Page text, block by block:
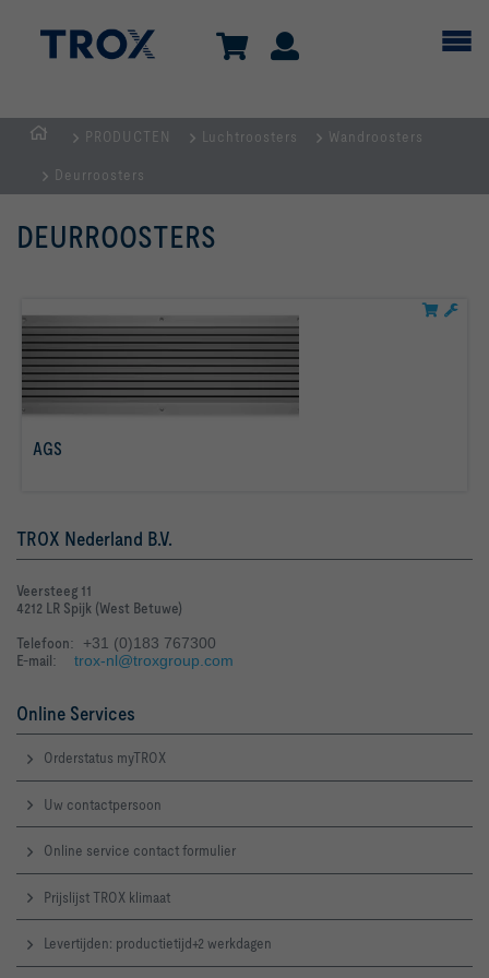
PRODUCTEN Luchtroosters Wandroosters
Deurroosters
DEURROOSTERS
AGS
TROX Nederland B.V.
Veersteeg 11
4212 LR Spijk (West Betuwe)
Telefoon: +31 (0)183 767300
E-mail: trox-nl@troxgroup.com
Online Services
Orderstatus myTROX
Uw contactpersoon
Online service contact formulier
Prijslijst TROX klimaat
Levertijden: productietijd+2 werkdagen